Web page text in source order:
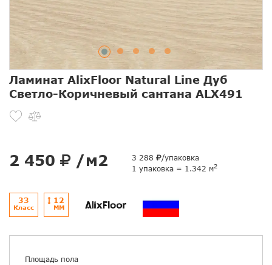
Ламинат AlixFloor Natural Line Дуб
Светло-Коричневый сантана ALX491
2 450 /м2 3 288
/упаковка
1 упаковка = 1.342 м2
33
Класс
12
ММ
Площадь пола